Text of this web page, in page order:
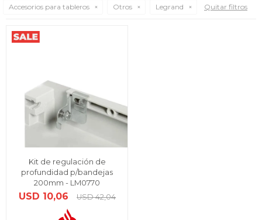
Accesorios para tableros
Otros Legrand Quitar filtros
Kit de regulación de
profundidad p/bandejas
200mm - LM0770
USD 10,06 USD 42,04